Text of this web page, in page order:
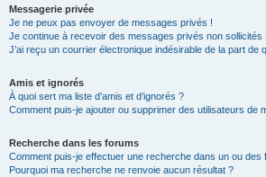
Messagerie privée
Je ne peux pas envoyer de messages privés !
Je continue à recevoir des messages privés non sollicités !
J’ai reçu un courrier électronique indésirable de la part de
Amis et ignorés
À quoi sert ma liste d’amis et d’ignorés ?
Comment puis-je ajouter ou supprimer des utilisateurs de
Recherche dans les forums
Comment puis-je effectuer une recherche dans un ou des
Pourquoi ma recherche ne renvoie aucun résultat ?